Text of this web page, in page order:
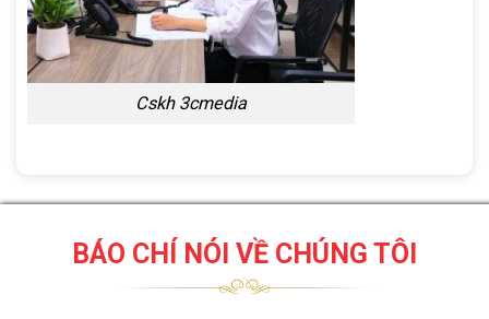
Cskh 3cmedia
BÁO CHÍ NÓI VỀ CHÚNG TÔI